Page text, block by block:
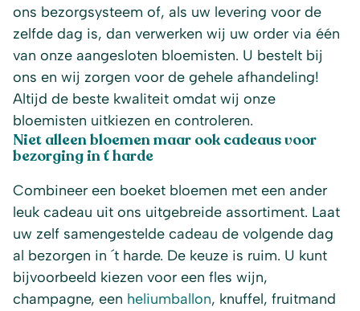
ons bezorgsysteem of, als uw levering voor de
zelfde dag is, dan verwerken wij uw order via één
van onze aangesloten bloemisten. U bestelt bij
ons en wij zorgen voor de gehele afhandeling!
Altijd de beste kwaliteit omdat wij onze
bloemisten uitkiezen en controleren.
Niet alleen bloemen maar ook cadeaus voor
bezorging in ´t harde
Combineer een boeket bloemen met een ander
leuk cadeau uit ons uitgebreide assortiment. Laat
uw zelf samengestelde cadeau de volgende dag
al bezorgen in ´t harde. De keuze is ruim. U kunt
bijvoorbeeld kiezen voor een fles wijn,
champagne, een heliumballon, knuffel, fruitmand